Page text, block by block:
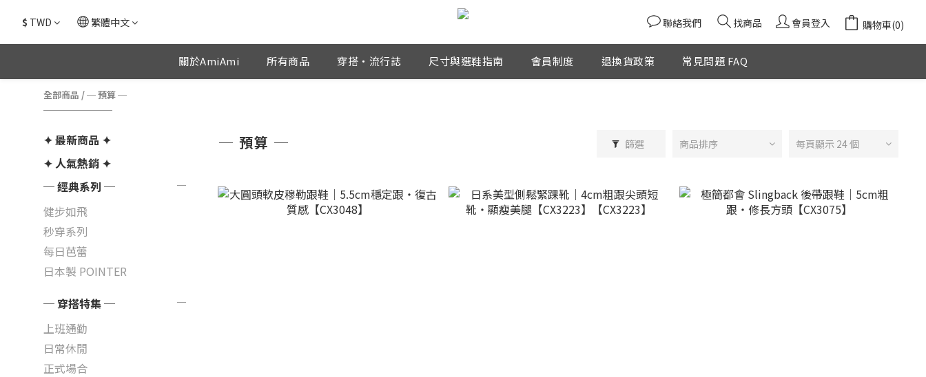
$ TWD 繁體中文 聯絡我們 找商品 會員登入 購物車(0)
關於AmiAmi 所有商品 穿搭・流行誌 尺寸與選鞋指南 會員制度 退換貨政策 常見問題 FAQ
全部商品 /─ 預算 ─
✦ 最新商品 ✦
✦ 人氣熱銷 ✦
─ 經典系列 ─
健步如飛
秒穿系列
每日芭蕾
日本製 POINTER
─ 穿搭特集 ─
上班通勤
日常休閒
正式場合
─ 預算 ─ 篩選 商品排序 每頁顯示 24 個